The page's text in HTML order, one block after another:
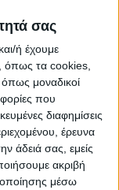
σας
ή έχουμε
όπως τα cookies,
μοναδικοί
που
διαφημίσεις
έρευνα
άδειά σας, εμείς
ακριβή
μέσω
το 2023
και πολύ
και
στο
να
που